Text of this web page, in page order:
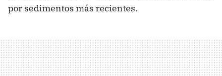
por sedimentos más recientes.